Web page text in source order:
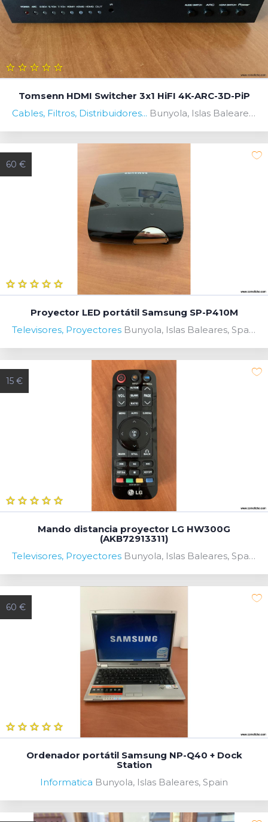
Tomsenn HDMI Switcher 3x1 HiFI 4K-ARC-3D-PiP
Cables, Filtros, Distribuidores... Bunyola, Islas Baleares, Spain
60 €
Proyector LED portátil Samsung SP-P410M
Televisores, Proyectores Bunyola, Islas Baleares, Spain
15 €
Mando distancia proyector LG HW300G
(AKB72913311)
Televisores, Proyectores Bunyola, Islas Baleares, Spain
60 €
Ordenador portátil Samsung NP-Q40 + Dock
Station
Informatica Bunyola, Islas Baleares, Spain